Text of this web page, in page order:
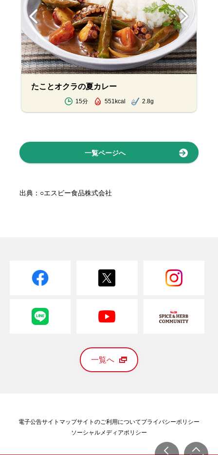
たことオクラの夏カレー
15分 551kcal 2.8g
一覧ページへ
出典：○エスビー食品株式会社
一覧へ
電子公告サイトマップサイトのご利用についてプライバシーポリシー
ソーシャルメディアポリシー